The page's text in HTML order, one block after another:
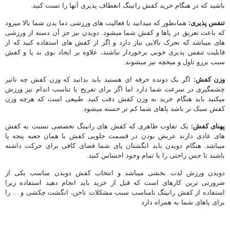
باشید که در هنگام خرید کفش رانینگ انعطاف پذیری آنها را تست کنید.
تنفس پذیری: همانطور که میدانید با فعالیت های ورزشی دما بدن شما بالا میرود
که باعث تعریق در پاها و کفش شما میشود. دویدن نیز جز آن دسته از ورزشی
های میباشد که تحرک بالایی نیاز دارد و اگر از کفش های استفاده کنید که از
قابلیت تنفس پذیری خوبی برخوردار نباشند، علاوه بر ایجاد بوی بد پا و کفش
سبب برزو تاول و میخچه نیز میشوند.
وزن کفش: اگر یک دونده حرفه ای هستید باید بدانید که وزن کفش چه تاثیر
چشمگیری در سرعت شما دارد اما اگر برای تفریح یا تناسب اندام نیز ورزش
میکنید باید هنگام خرید به وزن کفش دقت کنید. طبیعی است که هرچه وزن
کفش سبک تر باشد پاهای شما کم تر خسته میشود.
پهنای کفش: یک تفاوت ظاهری که کفش های رانینگ تخصصی نسبت به کفش
های عادی دارند عریض بودن در قسمت جلویی کفش یا همان جعبه پنجه پا
میباشد. هنگام دویدن باید انگشتان پای شما فضای کافی برای حرکت داشته
باشند تا حس راحتی را با تمام وجود احساس کنید.
دویدن ورزش لذت بخشی میباشد و انتخاب کفش دویدن مناسب یکی از
ضرورتی ترین کارهای است که قبل از خرید باید انجام دهید استفاده زیرا
استفاده از کفش رانینگ نامناسب سبب مشکلات ناخن، انگشت چکشی و … را
برای پاهای شما به همراه دارد